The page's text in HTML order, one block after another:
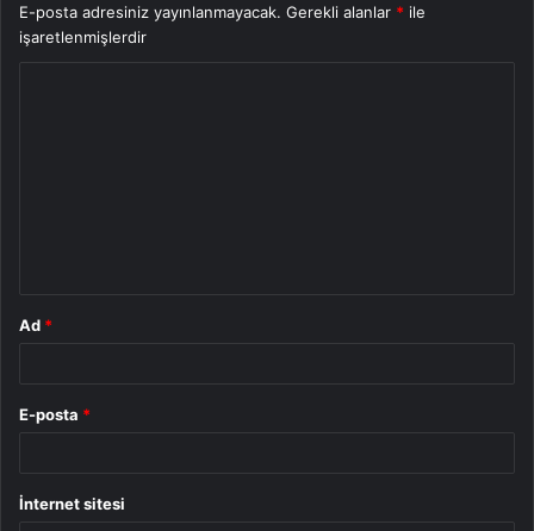
E-posta adresiniz yayınlanmayacak. Gerekli alanlar * ile
işaretlenmişlerdir
Ad *
E-posta *
İnternet sitesi